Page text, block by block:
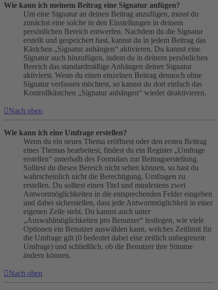
Wie kann ich meinem Beitrag eine Signatur anfügen?
Um eine Signatur an deinen Beitrag anzufügen, musst du
zunächst eine solche in den Einstellungen in deinem
persönlichen Bereich entwerfen. Nachdem du die Signatur
erstellt und gespeichert hast, kannst du in jedem Beitrag das
Kästchen „Signatur anhängen“ aktivieren. Du kannst eine
Signatur auch hinzufügen, indem du in deinem persönlichen
Bereich das standardmäßige Anhängen deiner Signatur
aktivierst. Wenn du einen einzelnen Beitrag dennoch ohne
Signatur verfassen möchtest, so kannst du dort einfach das
Kontrollkästchen „Signatur anhängen“ wieder deaktivieren.
Nach oben
Wie kann ich eine Umfrage erstellen?
Wenn du ein neues Thema eröffnest oder den ersten Beitrag
eines Themas bearbeitest, findest du ein Register „Umfrage
erstellen“ unterhalb des Formulars zur Beitragserstellung.
Solltest du diesen Bereich nicht sehen können, so hast du
wahrscheinlich nicht die Berechtigung, Umfragen zu
erstellen. Du solltest einen Titel und mindestens zwei
Antwortmöglichkeiten in die entsprechenden Felder eingeben
und dabei sicherstellen, dass jede Antwortmöglichkeit in einer
eigenen Zeile steht. Du kannst auch unter
„Auswahlmöglichkeiten pro Benutzer“ festlegen, wie viele
Optionen ein Benutzer auswählen kann, welches Zeitlimit für
die Umfrage gilt (0 bedeutet dabei eine zeitlich unbegrenzte
Umfrage) und schließlich, ob die Benutzer ihre Stimme
ändern können.
Nach oben